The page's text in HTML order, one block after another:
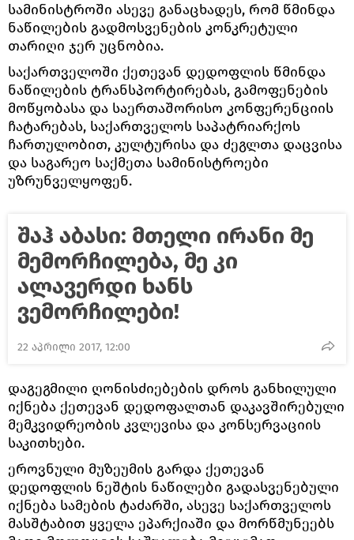
სამინისტროში ასევე განაცხადეს, რომ წმინდა
ნაწილების გადმოსვენების კონკრეტული
თარიღი ჯერ უცნობია.
საქართველოში ქეთევან დედოფლის წმინდა
ნაწილების ტრანსპორტირებას, გამოფენების
მოწყობასა და საერთაშორისო კონფერენციის
ჩატარებას, საქართველოს საპატრიარქოს
ჩართულობით, კულტურისა და ძეგლთა დაცვისა
და საგარეო საქმეთა სამინისტროები
უზრუნველყოფენ.
შაჰ აბასი: მთელი ირანი მე
მემორჩილება, მე კი
ალავერდი ხანს
ვემორჩილები!
22 აპრილი 2017, 12:00
დაგეგმილი ღონისძიებების დროს განხილული
იქნება ქეთევან დედოფალთან დაკავშირებული
მემკვიდრეობის კვლევისა და კონსერვაციის
საკითხები.
ეროვნული მუზეუმის გარდა ქეთევან
დედოფლის ნეშტის ნაწილები გადასვენებული
იქნება სამების ტაძარში, ასევე საქართველოს
მასშტაბით ყველა ეპარქიაში და მორწმუნეებს